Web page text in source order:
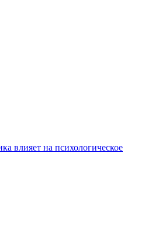
влияет на психологическое